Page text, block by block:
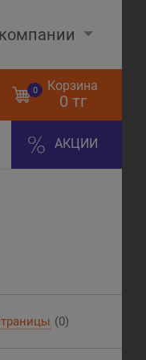
0 Корзина
0 тг
АКЦИИ
(0)